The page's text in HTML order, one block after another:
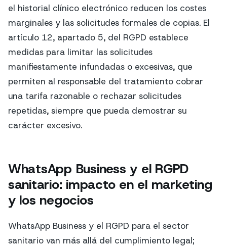
el historial clínico electrónico reducen los costes
marginales y las solicitudes formales de copias. El
artículo 12, apartado 5, del RGPD establece
medidas para limitar las solicitudes
manifiestamente infundadas o excesivas, que
permiten al responsable del tratamiento cobrar
una tarifa razonable o rechazar solicitudes
repetidas, siempre que pueda demostrar su
carácter excesivo.
WhatsApp Business y el RGPD
sanitario: impacto en el marketing
y los negocios
WhatsApp Business y el RGPD para el sector
sanitario van más allá del cumplimiento legal;